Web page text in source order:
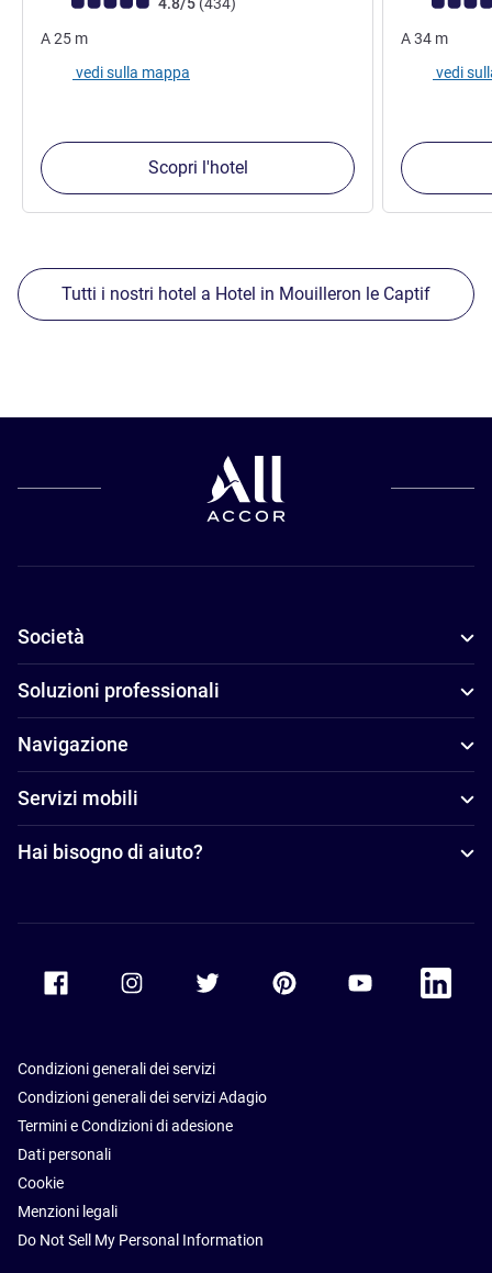
A25 m
vedi sulla mappa
Scopri l'hotel
A34 m
vedi
Tutti i nostri hotel a Hotel in Mouilleron le Captif
Società
Soluzioni professionali
Navigazione
Servizi mobili
Hai bisogno di aiuto?
Accor Facebook Accor TwitterAccor PinterestAccor Youtube
Accor
Condizioni generali dei servizi
Condizioni generali dei servizi Adagio
Termini e Condizioni di adesione
Dati personali
Cookie
Menzioni legali
Do Not Sell My Personal Information